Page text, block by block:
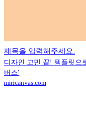
제목을 입력해주세요.
디자인 고민 끝! 템플릿으
버스'
miricanvas.com